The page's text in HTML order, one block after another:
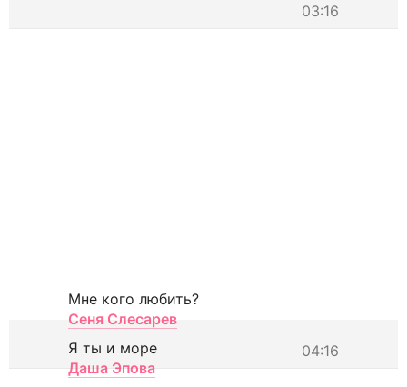
03:16
Мне кого любить?
Сеня Слесарев
04:16
Я ты и море
Даша Эпова